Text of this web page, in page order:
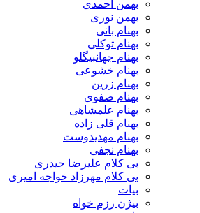
بهمن احمدی
بهمن نوری
بهنام بانی
بهنام توکلی
بهنام جهانبیگلو
بهنام خشوعی
بهنام زرین
بهنام صفوی
بهنام علمشاهی
بهنام قلی زاده
بهنام مهدیدوست
بهنام نجفی
بی کلام علیرضا حیدری
بی کلام مهرزاد خواجه امیری
بیات
بیژن رزم خواه